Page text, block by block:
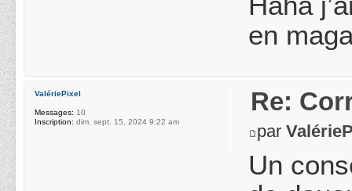
en
Re:
par
Un
ValériePixel
Messages: 10
Inscription: dim. sept. 15, 2024 9:22 am